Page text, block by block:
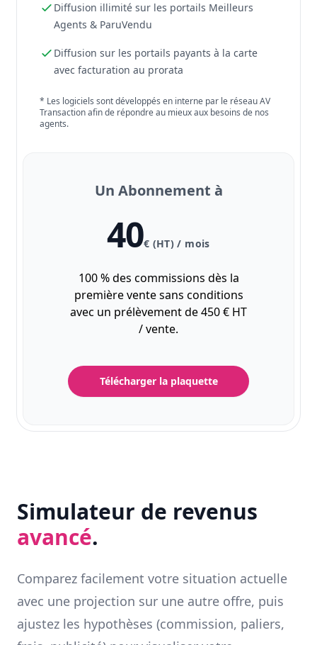
Diffusion illimité sur les portails Meilleurs
Agents & ParuVendu
Diffusion sur les portails payants à la carte
avec facturation au prorata
* Les logiciels sont développés en interne par le réseau AV
Transaction afin de répondre au mieux aux besoins de nos
agents.
Un Abonnement à
40€ (HT) / mois
100 % des commissions dès la
première vente sans conditions
avec un prélèvement de 450 € HT
/ vente.
Télécharger la plaquette
Simulateur de revenus
avancé.
Comparez facilement votre situation actuelle
avec une projection sur une autre offre, puis
ajustez les hypothèses (commission, paliers,